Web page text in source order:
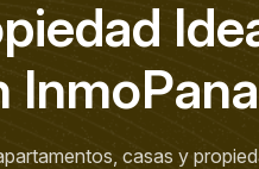
piedad Ide
InmoPana
casas y